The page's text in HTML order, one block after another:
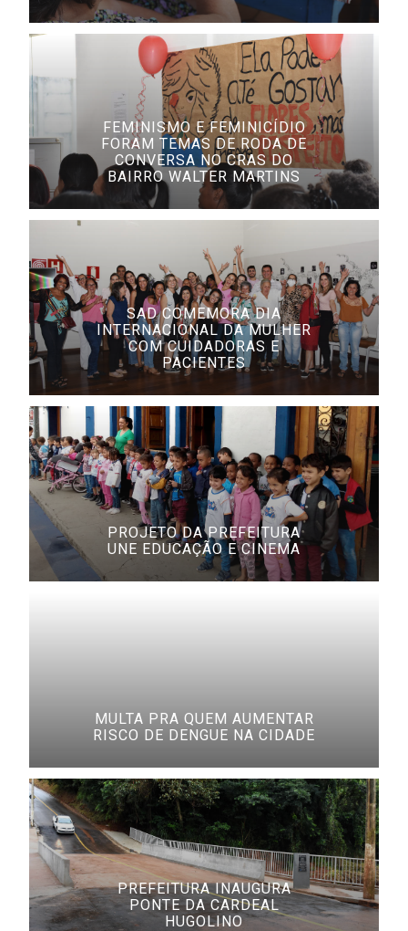
FEMINISMO E FEMINICÍDIO
FORAM TEMAS DE RODA DE
CONVERSA NO CRAS DO
BAIRRO WALTER MARTINS
SAD COMEMORA DIA
INTERNACIONAL DA MULHER
COM CUIDADORAS E
PACIENTES
PROJETO DA PREFEITURA
UNE EDUCAÇÃO E CINEMA
MULTA PRA QUEM AUMENTAR
RISCO DE DENGUE NA CIDADE
PREFEITURA INAUGURA
PONTE DA CARDEAL
HUGOLINO